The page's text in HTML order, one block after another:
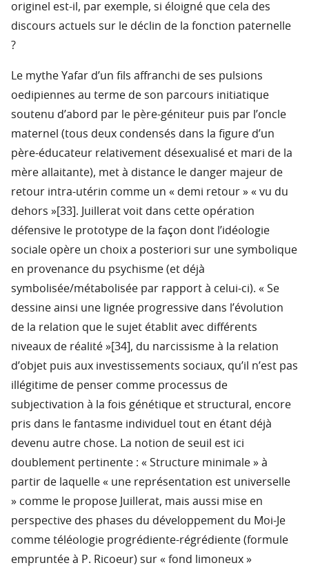
originel est-il, par exemple, si éloigné que cela des
discours actuels sur le déclin de la fonction paternelle
?
Le mythe Yafar d’un fils affranchi de ses pulsions
oedipiennes au terme de son parcours initiatique
soutenu d’abord par le père-géniteur puis par l’oncle
maternel (tous deux condensés dans la figure d’un
père-éducateur relativement désexualisé et mari de la
mère allaitante), met à distance le danger majeur de
retour intra-utérin comme un « demi retour » « vu du
dehors »[33]. Juillerat voit dans cette opération
défensive le prototype de la façon dont l’idéologie
sociale opère un choix a posteriori sur une symbolique
en provenance du psychisme (et déjà
symbolisée/métabolisée par rapport à celui-ci). « Se
dessine ainsi une lignée progressive dans l’évolution
de la relation que le sujet établit avec différents
niveaux de réalité »[34], du narcissisme à la relation
d’objet puis aux investissements sociaux, qu’il n’est pas
illégitime de penser comme processus de
subjectivation à la fois génétique et structural, encore
pris dans le fantasme individuel tout en étant déjà
devenu autre chose. La notion de seuil est ici
doublement pertinente : « Structure minimale » à
partir de laquelle « une représentation est universelle
» comme le propose Juillerat, mais aussi mise en
perspective des phases du développement du Moi-Je
comme téléologie progrédiente-régrédiente (formule
empruntée à P. Ricoeur) sur « fond limoneux »